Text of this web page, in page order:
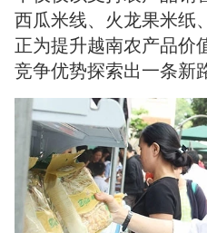
西瓜米线、火龙果米纸
正为提升越南农产品价
竞争优势探索出一条新